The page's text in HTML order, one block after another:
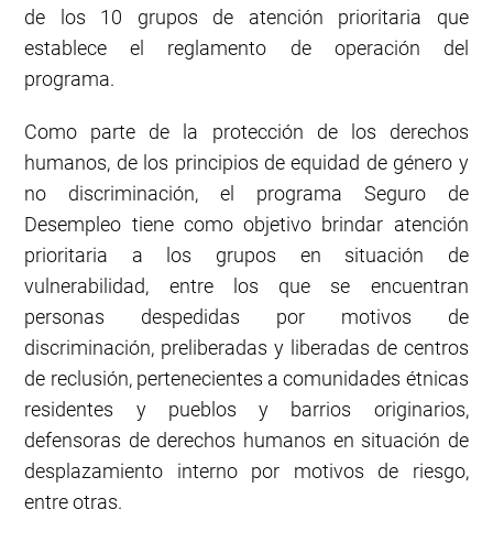
de los 10 grupos de atención prioritaria que
establece el reglamento de operación del
programa.
Como parte de la protección de los derechos
humanos, de los principios de equidad de género y
no discriminación, el programa Seguro de
Desempleo tiene como objetivo brindar atención
prioritaria a los grupos en situación de
vulnerabilidad, entre los que se encuentran
personas despedidas por motivos de
discriminación, preliberadas y liberadas de centros
de reclusión, pertenecientes a comunidades étnicas
residentes y pueblos y barrios originarios,
defensoras de derechos humanos en situación de
desplazamiento interno por motivos de riesgo,
entre otras.